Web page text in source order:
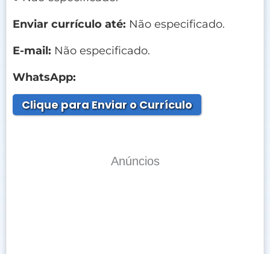
Enviar currículo até: Não especificado.
E-mail: Não especificado.
WhatsApp:
Clique para Enviar o Currículo
Anúncios